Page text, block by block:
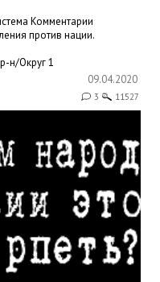
Комментарии
против нации.
н/Округ 1
09.04.2020
3 11527